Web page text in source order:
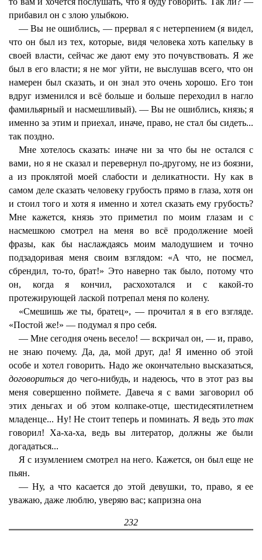
прибавил он с злою улыбкою.
— Вы не ошиблись, — прервал я с нетерпением (я видел,
что он был из тех, которые, видя человека хоть капельку в
своей власти, сейчас же дают ему это почувствовать. Я же
был в его власти; я не мог уйти, не выслушав всего, что он
намерен был сказать, и он знал это очень хорошо. Его тон
вдруг изменился и всё больше и больше переходил в нагло
фамильярный и насмешливый). — Вы не ошиблись, князь; я
именно за этим и приехал, иначе, право, не стал бы сидеть...
так поздно.
Мне хотелось сказать: иначе ни за что бы не остался с
вами, но я не сказал и перевернул по-другому, не из боязни,
а из проклятой моей слабости и деликатности. Ну как в
самом деле сказать человеку грубость прямо в глаза, хотя он
и стоил того и хотя я именно и хотел сказать ему грубость?
Мне кажется, князь это приметил по моим глазам и с
насмешкою смотрел на меня во всё продолжение моей
фразы, как бы наслаждаясь моим малодушием и точно
подзадоривая меня своим взглядом: «А что, не посмел,
сбрендил, то-то, брат!» Это наверно так было, потому что
он, когда я кончил, расхохотался и с какой-то
протежирующей лаской потрепал меня по колену.
«Смешишь же ты, братец», — прочитал я в его взгляде.
«Постой же!» — подумал я про себя.
— Мне сегодня очень весело! — вскричал он, — и, право,
не знаю почему. Да, да, мой друг, да! Я именно об этой
особе и хотел говорить. Надо же окончательно высказаться,
договориться до чего-нибудь, и надеюсь, что в этот раз вы
меня совершенно поймете. Давеча я с вами заговорил об
этих деньгах и об этом колпаке-отце, шестидесятилетнем
младенце... Ну! Не стоит теперь и поминать. Я ведь это так
говорил! Ха-ха-ха, ведь вы литератор, должны же были
догадаться...
Я с изумлением смотрел на него. Кажется, он был еще не
пьян.
— Ну, а что касается до этой девушки, то, право, я ее
уважаю, даже люблю, уверяю вас; капризна она
232